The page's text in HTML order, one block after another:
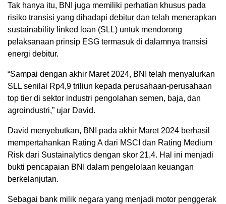
Tak hanya itu, BNI juga memiliki perhatian khusus pada
risiko transisi yang dihadapi debitur dan telah menerapkan
sustainability linked loan (SLL) untuk mendorong
pelaksanaan prinsip ESG termasuk di dalamnya transisi
energi debitur.
“Sampai dengan akhir Maret 2024, BNI telah menyalurkan
SLL senilai Rp4,9 triliun kepada perusahaan-perusahaan
top tier di sektor industri pengolahan semen, baja, dan
agroindustri,” ujar David.
David menyebutkan, BNI pada akhir Maret 2024 berhasil
mempertahankan Rating A dari MSCI dan Rating Medium
Risk dari Sustainalytics dengan skor 21,4. Hal ini menjadi
bukti pencapaian BNI dalam pengelolaan keuangan
berkelanjutan.
Sebagai bank milik negara yang menjadi motor penggerak